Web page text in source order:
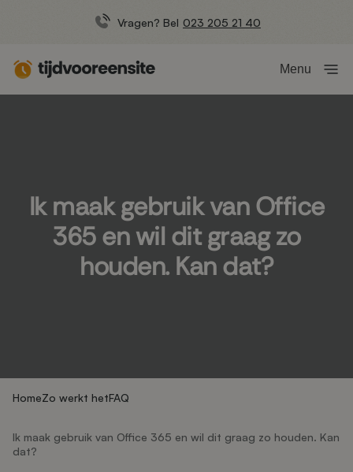
Vragen? Bel 023 205 21 40
Menu
Ik maak gebruik van Office
365 en wil dit graag zo
houden. Kan dat?
HomeZo werkt hetFAQ
Ik maak gebruik van Office 365 en wil dit graag zo houden. Kan
dat?